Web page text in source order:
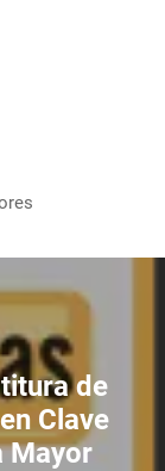
de
Clave
Mayor